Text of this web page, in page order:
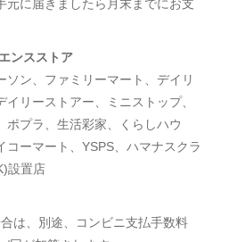
元に届きましたら月末までにお支
ンスストア
ソン、ファミリーマート、デイリ
リーストアー、ミニストップ、
ポプラ、生活彩家、くらしハウ
コーマート、YSPS、ハマナスクラ
設置店
は、別途、コンビニ支払手数料